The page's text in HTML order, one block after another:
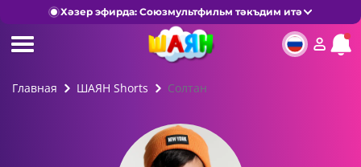
Хәзер эфирда: Союзмультфильм тәкъдим итә
Главная ШАЯН Shorts Солтан